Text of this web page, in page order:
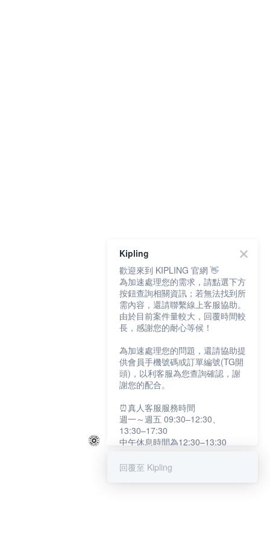
Kipling
歡迎來到 KIPLING 官網 👋
為加速處理您的需求，請點選下方
按鈕查詢相關資訊；若無法找到所
需內容，還請聯繫線上客服協助。
由於目前案件量較大，回覆時間較
長，感謝您的耐心等候！
為加速處理您的問題，還請協助提
供會員手機號碼或訂單編號(TG開
頭)，以利客服為您查詢確認，謝
謝您的配合。
⏰真人客服服務時間
週一～週五 09:30–12:30、
13:30–17:30
中午休息時間為12:30–13:30
提醒您：系統會自動已讀訊息，如
回覆至 Kipling